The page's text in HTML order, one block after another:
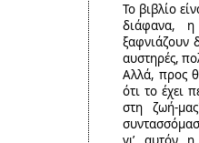
Το βιβλίο
διάφανα, η
ξαφνιάζουν
αυστηρές,
Αλλά, προς
ότι το έχει
στη ζωή-